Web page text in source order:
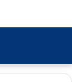
برای